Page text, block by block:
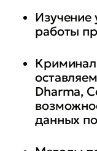
Изучение
работы
Dharma,
данных